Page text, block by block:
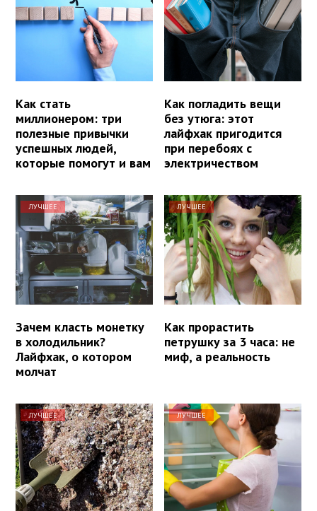
Как стать
миллионером: три
полезные привычки
успешных людей,
которые помогут и вам
Как погладить вещи
без утюга: этот
лайфхак пригодится
при перебоях с
электричеством
ЛУЧШЕЕ
Зачем класть монетку
в холодильник?
Лайфхак, о котором
молчат
ЛУЧШЕЕ
Как прорастить
петрушку за 3 часа: не
миф, а реальность
ЛУЧШЕЕ ЛУЧШЕЕ